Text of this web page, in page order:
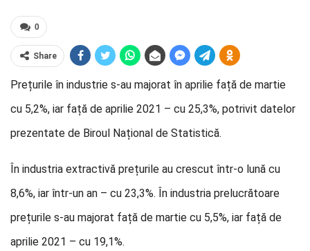
0
Share
Prețurile în industrie s-au majorat în aprilie față de martie
cu 5,2%, iar față de aprilie 2021 – cu 25,3%, potrivit datelor
prezentate de Biroul Național de Statistică.
În industria extractivă prețurile au crescut într-o lună cu
8,6%, iar într-un an – cu 23,3%. În industria prelucrătoare
prețurile s-au majorat față de martie cu 5,5%, iar față de
aprilie 2021 – cu 19,1%.